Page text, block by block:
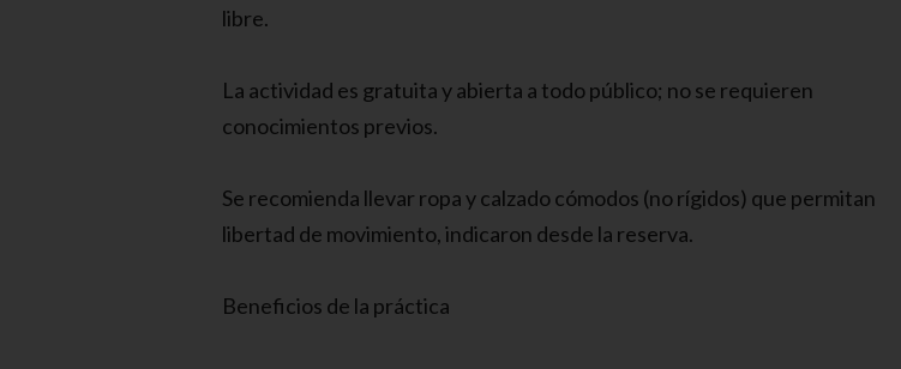
libre.
La actividad es gratuita y abierta a todo público; no se requieren
conocimientos previos.
Se recomienda llevar ropa y calzado cómodos (no rígidos) que permitan
libertad de movimiento, indicaron desde la reserva.
Beneficios de la práctica